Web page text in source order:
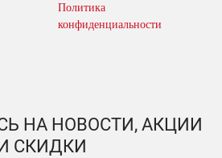
Политика
конфиденциальности
НА НОВОСТИ, АКЦИИ
И СКИДКИ